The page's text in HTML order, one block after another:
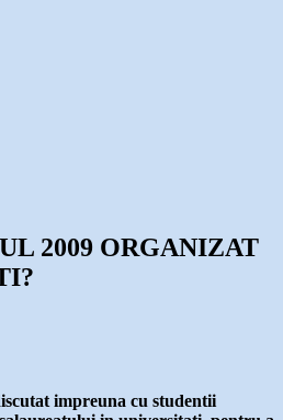
2009 ORGANIZAT
impreuna cu studentii